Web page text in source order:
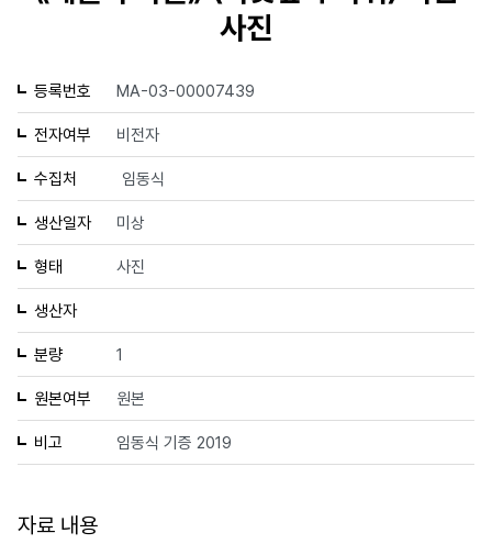
사진
등록번호 MA-03-00007439
전자여부 비전자
수집처 임동식
생산일자 미상
형태 사진
생산자
분량 1
원본여부 원본
비고 임동식 기증 2019
자료 내용